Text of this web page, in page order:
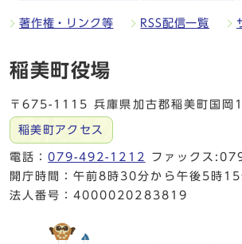
著作権・リンク等 RSS配信一覧
稲美町役場
〒675-1115 兵庫県加古郡稲美町国岡
稲美町アクセス
電話：079-492-1212
ファックス
開庁時間：午前8時30分から午後5時15
法人番号：4000020283819